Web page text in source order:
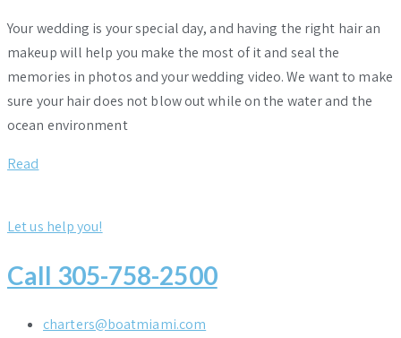
Your wedding is your special day, and having the right hair an
makeup will help you make the most of it and seal the
memories in photos and your wedding video. We want to make
sure your hair does not blow out while on the water and the
ocean environment
Read
Let us help you!
Call 305-758-2500
charters@boatmiami.com